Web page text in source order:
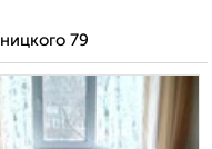
79